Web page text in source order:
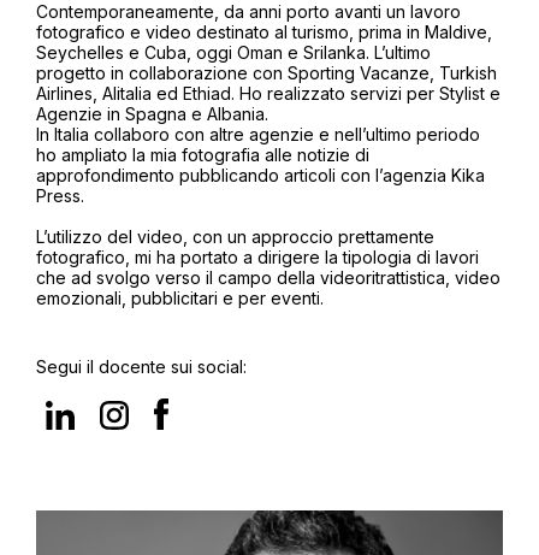
Contemporaneamente, da anni porto avanti un lavoro
fotografico e video destinato al turismo, prima in Maldive,
Seychelles e Cuba, oggi Oman e Srilanka. L’ultimo
progetto in collaborazione con Sporting Vacanze, Turkish
Airlines, Alitalia ed Ethiad. Ho realizzato servizi per Stylist e
Agenzie in Spagna e Albania.
In Italia collaboro con altre agenzie e nell’ultimo periodo
ho ampliato la mia fotografia alle notizie di
approfondimento pubblicando articoli con l’agenzia Kika
Press.
L’utilizzo del video, con un approccio prettamente
fotografico, mi ha portato a dirigere la tipologia di lavori
che ad svolgo verso il campo della videoritrattistica, video
emozionali, pubblicitari e per eventi.
Segui il docente sui social: